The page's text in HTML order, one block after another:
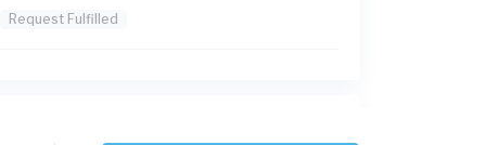
Request Fulfilled